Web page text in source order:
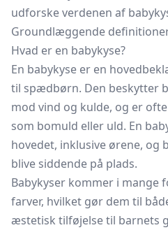
udforske verdenen af
Groundlæggende
Hvad er en babykyse?
En babykyse er en
til spædbørn. Den beskytter
mod vind og kulde, og er
som bomuld eller uld. En
hovedet, inklusive ørene, og
blive siddende på plads.
Babykyser kommer i mange
farver, hvilket gør dem til
æstetisk tilføjelse til barnets